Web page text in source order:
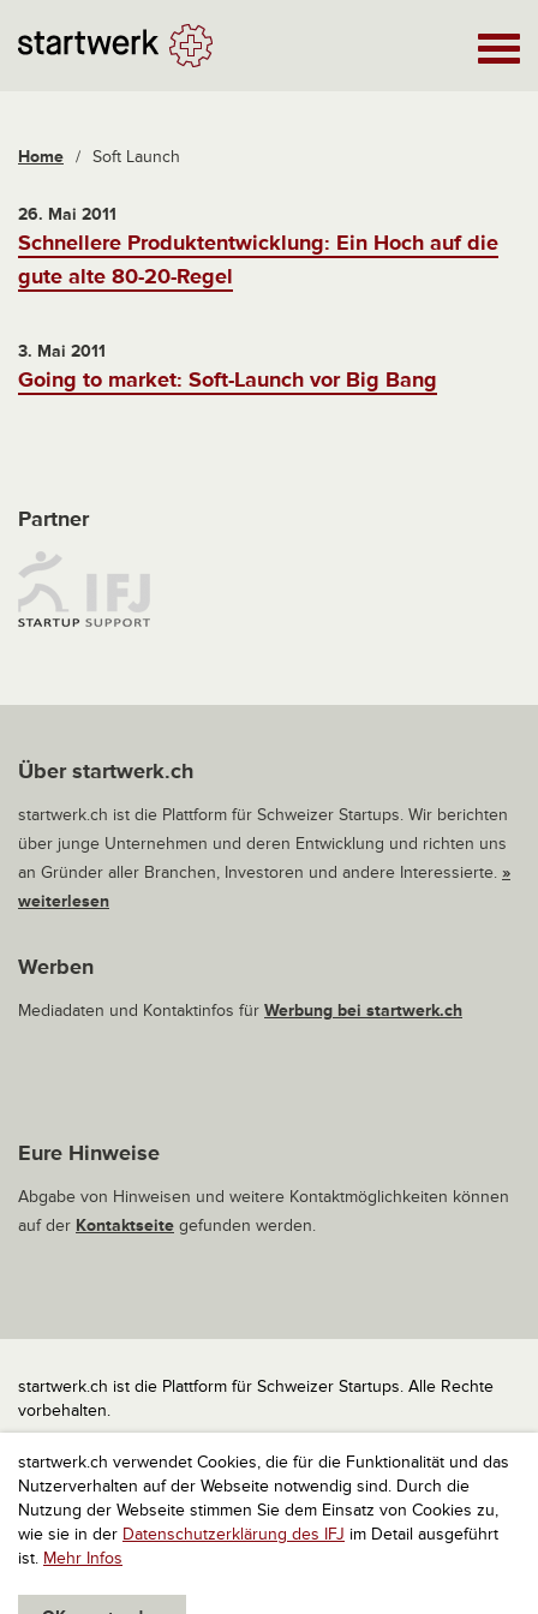
startwerk.ch verwendet Cookies, die für die Funktionalität und das
Nutzerverhalten auf der Webseite notwendig sind. Durch die
Nutzung der Webseite stimmen Sie dem Einsatz von Cookies zu,
wie sie in der Datenschutzerklärung des IFJ im Detail ausgeführt
ist. Mehr Infos
Home / Soft Launch
26. Mai 2011
Schnellere Produktentwicklung: Ein Hoch auf die
gute alte 80-20-Regel
3. Mai 2011
Going to market: Soft-Launch vor Big Bang
Partner
Über startwerk.ch
startwerk.ch ist die Plattform für Schweizer Startups. Wir berichten
über junge Unternehmen und deren Entwicklung und richten uns
an Gründer aller Branchen, Investoren und andere Interessierte. »
weiterlesen
Werben
Mediadaten und Kontaktinfos für Werbung bei startwerk.ch
Eure Hinweise
Abgabe von Hinweisen und weitere Kontaktmöglichkeiten können
auf der Kontaktseite gefunden werden.
startwerk.ch ist die Plattform für Schweizer Startups. Alle Rechte
vorbehalten.
Impressum
Kontakt
nach oben